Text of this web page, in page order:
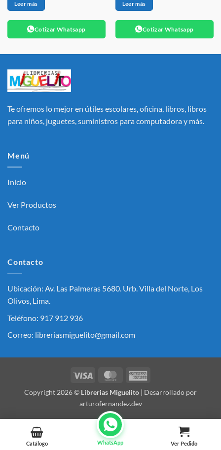
Leer más
Cotizar Whatsapp
Leer más
Cotizar Whatsapp
Te ofremos lo mejor en útiles escolares, oficina, libros, libros
para niños, juguetes, suministros para computadora y más.
Menú
Inicio
Ver Productos
Contacto
Contacto
Ubicación: Av. Las Palmeras 5680. Urb. Villa del Norte, Los
Olivos, Lima.
Teléfono: 917 912 936
Correo: libreriasmiguelito@gmail.com
Catálogo WhatsApp Ver Pedido
Visa MasterCard
Copyright 2026 © Librerias Miguelito | Desarrollado por
arturofernandez.dev